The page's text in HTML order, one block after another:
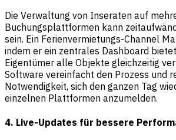
Die Verwaltung von Inseraten auf
Buchungsplattformen kann
sein. Ein Ferienvermietungs-Channel
indem er ein zentrales Dashboard
Eigentümer alle Objekte gleichzeitig
Software vereinfacht den Prozess und
Notwendigkeit, sich den ganzen Tag
einzelnen Plattformen anzumelden.
4. Live-Updates für bessere